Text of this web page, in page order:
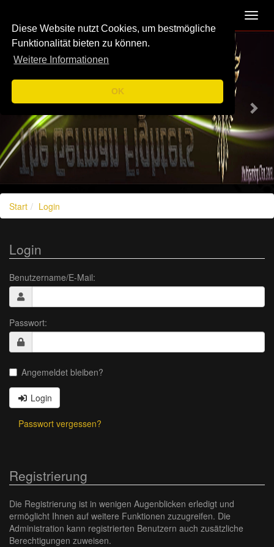
Diese Website nutzt Cookies, um bestmögliche
Funktionalität bieten zu können.
Weitere Informationen
OK
Previous
Start Login
Login
Benutzername/E-Mail:
Passwort:
Angemeldet bleiben?
Login
Passwort vergessen?
Registrierung
Die Registrierung ist in wenigen Augenblicken erledigt und
ermöglicht Ihnen auf weitere Funktionen zuzugreifen. Die
Administration kann registrierten Benutzern auch zusätzliche
Berechtigungen zuweisen.